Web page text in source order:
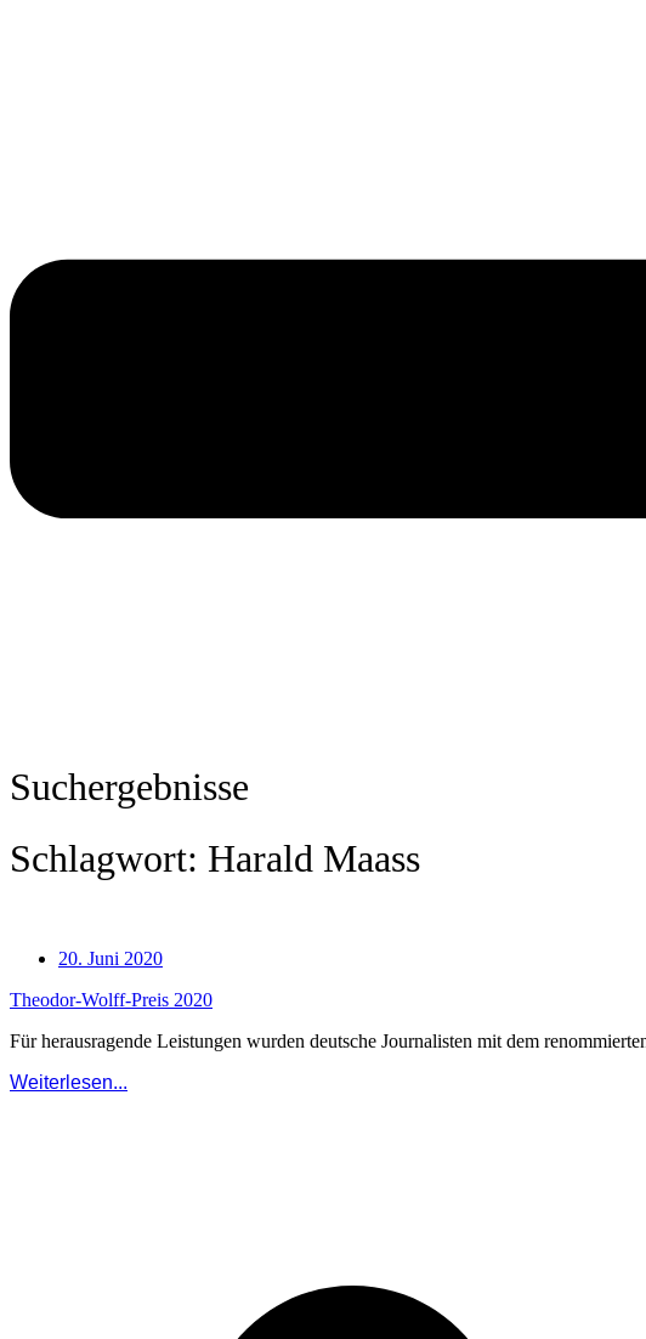
Suchergebnisse
Schlagwort: Harald Maass
20. Juni 2020
Theodor-Wolff-Preis 2020
Für herausragende Leistungen wurden deutsche Journalisten mit dem
Weiterlesen...